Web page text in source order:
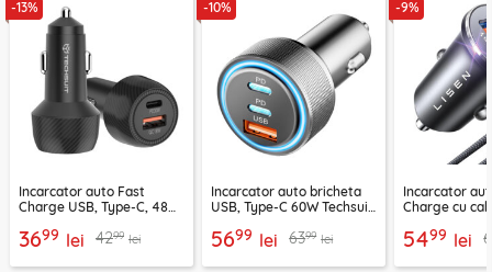
-13%
Incarcator auto Fast
Charge USB, Type-C, 48W
3699 lei 4299 lei
-10%
Incarcator auto bricheta
USB, Type-C 60W Techsuit
5699 lei 6399 lei
-9%
Incarcator
Charge cu
5499 lei